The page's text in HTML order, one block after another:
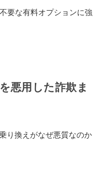
要な有料オプションに強
悪用した詐欺ま
り換えがなぜ悪質なのか